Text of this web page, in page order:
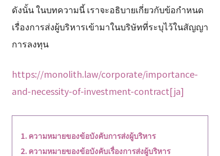
ดังนั้น ในบทความนี้ เราจะอธิบายเกี่ยวกับข้อกำหนด
เรื่องการส่งผู้บริหารเข้ามาในบริษัทที่ระบุไว้ในสัญญา
การลงทุน
https://monolith.law/corporate/importance-
and-necessity-of-investment-contract[ja]
ความหมายของข้อบังคับการส่งผู้บริหาร
ความหมายของข้อบังคับเรื่องการส่งผู้บริหาร